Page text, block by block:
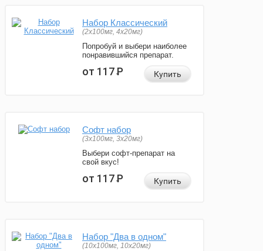
Набор Классический
(2x100мг, 4x20мг)
Попробуй и выбери наиболее
понравившийся препарат.
от 117Р Купить
Софт набор
(3x100мг, 3x20мг)
Выбери софт-препарат на
свой вкус!
от 117Р Купить
Набор "Два в одном"
(10x100мг, 10x20мг)